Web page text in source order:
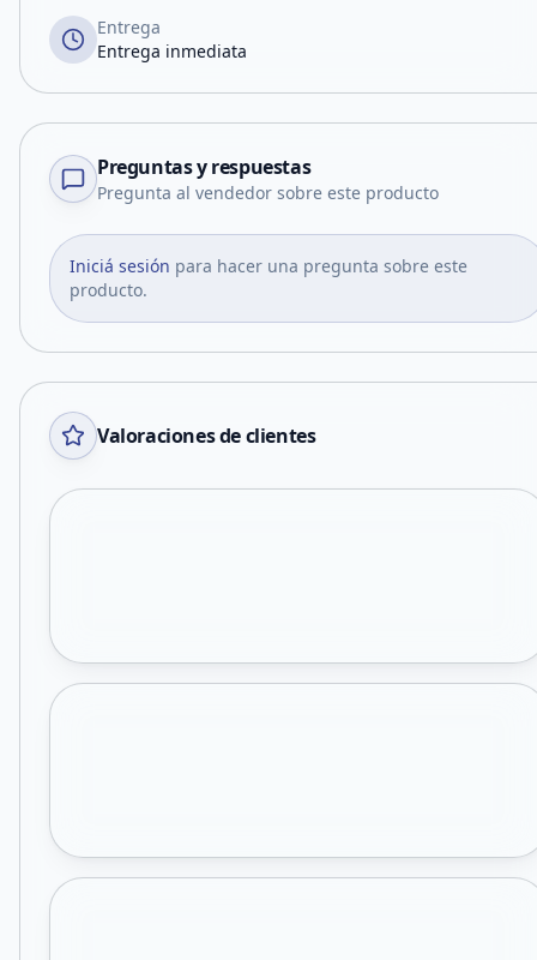
Entrega
Entrega inmediata
Preguntas y respuestas
Pregunta al vendedor sobre este producto
Iniciá sesión para hacer una pregunta sobre este
producto.
Valoraciones de clientes